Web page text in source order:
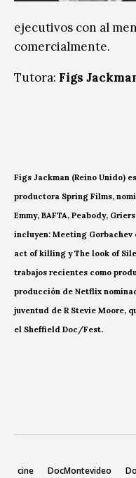
ejecutivos con al
comercialmente.
Tutora: Figs
Figs Jackman (Reino Unido)
productora Spring Films,
Emmy, BAFTA, Peabody,
incluyen: Meeting Gorbachev
act of killing y The look of
trabajos recientes como
producción de Netflix
juventud de R Stevie Moore,
el Sheffield Doc/Fest.
cine DocMontevideo